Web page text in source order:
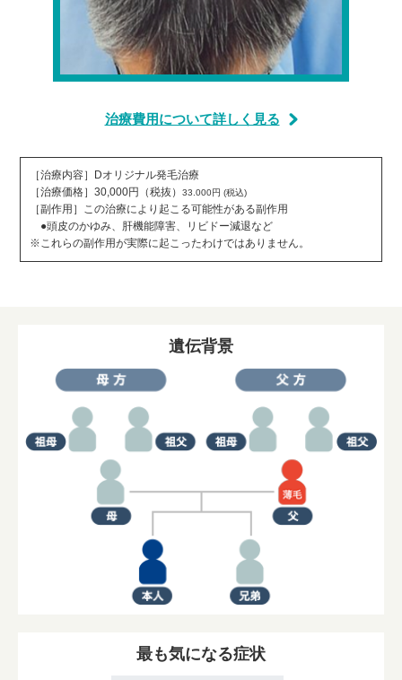
治療費用について詳しく見る
［治療内容］Dオリジナル発毛治療
［治療価格］30,000円（税抜）33.000円 (税込)
［副作用］この治療により起こる可能性がある副作用
●頭皮のかゆみ、肝機能障害、リビドー減退など
※これらの副作用が実際に起こったわけではありません。
遺伝背景
最も気になる症状